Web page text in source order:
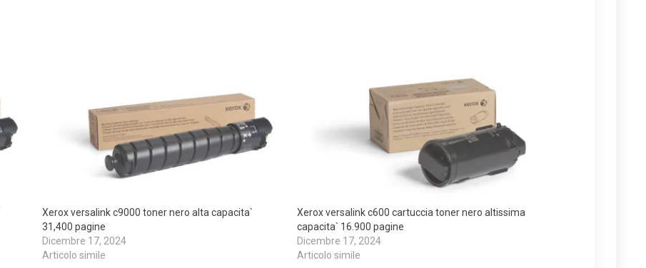
Xerox versalink c9000 toner nero alta capacita`
31,400 pagine
Dicembre 17, 2024
Articolo simile
Xerox versalink c600 cartuccia toner nero altissima
capacita` 16.900 pagine
Dicembre 17, 2024
Articolo simile